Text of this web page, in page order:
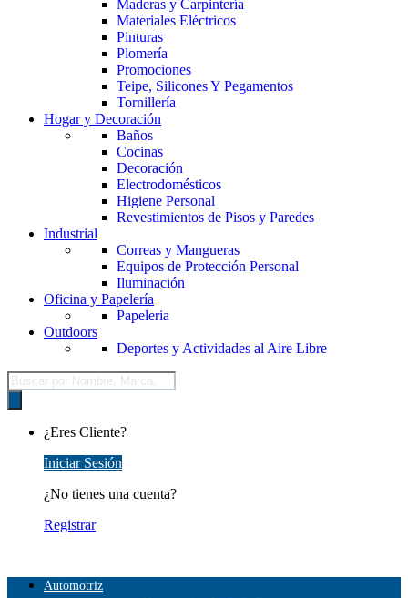
Maderas y Carpintería
Materiales Eléctricos
Pinturas
Plomería
Promociones
Teipe, Silicones Y Pegamentos
Tornillería
Hogar y Decoración
Baños
Cocinas
Decoración
Electrodomésticos
Higiene Personal
Revestimientos de Pisos y Paredes
Industrial
Correas y Mangueras
Equipos de Protección Personal
Iluminación
Oficina y Papelería
Papeleria
Outdoors
Deportes y Actividades al Aire Libre
Búsqueda
de
productos
¿Eres Cliente?
Iniciar Sesión
¿No tienes una cuenta?
Registrar
Automotriz